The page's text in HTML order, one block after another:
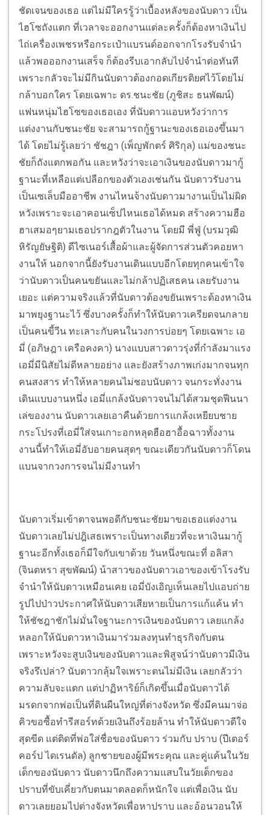
ชัดเจนของเธอ แต่ไม่มีใครรู้ว่าเบื้องหลังของนับดาว เป็น
ไฮโซถังแตก ที่เวลาจะออกงานแต่ละครั้งก็ต้องหาเงินไป
ไถ่เครื่องเพชรหรือกระเป๋าแบรนด์ออกจากโรงรับจำนำ
แล้วพอออกงานเสร็จ ก็ต้องรีบเอากลับไปจำนำต่อทันที
เพราะกลัวจะไม่มีกินนับดาวต้องกอดเกียรติยศไว้โดยไม่
กล้าบอกใคร โดยเฉพาะ ดร.ชนะชัย (ภูชิสะ ธนพัฒน์)
แฟนหนุ่มไฮโซของเธอเอง ที่นับดาวแอบหวังว่าการ
แต่งงานกับชนะชัย จะสามารถกู้ฐานะของเธอเองขึ้นมา
ได้ โดยไม่รู้เลยว่า ชัชฎา (เพ็ญพักตร์ ศิริกุล) แม่ของชนะ
ชัยก็ถังแตกพอกัน และหวังว่าจะเอาเงินของนับดาวมากู้
ฐานะที่เหลือแต่เปลือกของตัวเองเช่นกัน นับดาวรับงาน
เป็นเซเล็บมืออาชีพ งานไหนจ้างนับดาวมางานเป็นไม่ผิด
หวังเพราะจะเอาคอนเซ็ปไหนเธอได้หมด สร้างความฮือ
ฮาเสมอๆยามเธอปรากฎตัวในงาน โดยมี พี่ฟู่ (บรมวุฒิ
หิรัญยัษฐิติ) ดีไซเนอร์เสื้อผ้าและผู้จัดการส่วนตัวคอยหา
งานให้ นอกจากนี้ยังรับงานเดินแบบอีกโดยทุกคนเข้าใจ
ว่านับดาวเป็นคนขยันและไม่กล้าปฏิเสธคน เลยรับงาน
เยอะ แต่ความจริงแล้วที่นับดาวต้องขยันเพราะต้องหาเงิน
มาพยุงฐานะไว้ ซึ่งบางครั้งก็ทำให้นับดาวเครียดจนกลาย
เป็นคนขี้วีน ทะเลาะกับคนในวงการบ่อยๆ โดยเฉพาะ เอ
มี่ (อภิษฎา เครือคงคา) นางแบบสาวดาวรุ่งที่กำลังมาแรง
เอมี่มีนิสัยไม่ดีหลายอย่าง และยังสร้างภาพเก่งมากจนทุก
คนสงสาร ทำให้หลายคนไม่ชอบนับดาว จนกระทั่งงาน
เดินแบบงานหนึ่ง เอมี่แกล้งนับดาวจนไม่ได้สวมชุดฟีนนา
เล่ของงาน นับดาวเลยเอาคืนด้วยการแกล้งเหยียบชาย
กระโปรงที่เอมี่ใส่จนเกาะอกหลุดฮือฮาอื้อฉาวทั้งงาน
งานนี้ทำให้เอมี่อับอายคนสุดๆ ขณะเดียวกันนับดาวก็โดน
แบนจากวงการจนไม่มีงานทำ
นับดาวเริ่มเข้าตาจนพอดีกับชนะชัยมาขอเธอแต่งงาน
นับดาวเลยไม่ปฎิเสธเพราะเป็นทางเดียวที่จะหาเงินมากู้
ฐานะอีกทั้งเธอก็มีใจกับเขาด้วย วันหนึ่งขณะที่ อลิสา
(จินตหรา สุขพัฒน์) น้าสาวของนับดาวเอาของเข้าโรงรับ
จำนำให้นับดาวเหมือนเคย เอมี่บังเอิญเห็นเลยไปแอบถ่าย
รูปไปป่าวประกาศให้นับดาวเสียหายเป็นการแก้แค้น ทำ
ให้ชัชฎาชักไม่มั่นใจฐานะการเงินของนับดาว เลยแกล้ง
หลอกให้นับดาวหาเงินมาร่วมลงทุนทำธุรกิจกับตน
เพราะหวังจะสูบเงินของนับดาวและพิสูจน์ว่านับดาวมีเงิน
จริงรึเปล่า? นับดาวกลุ้มใจเพราะตนไม่มีเงิน เลยกลัวว่า
ความลับจะแตก แต่ปาฏิหาริย์ก็เกิดขึ้นเมื่อนับดาวได้
มรดกจากพ่อเป็นที่ดินผืนใหญ่ที่ต่างจังหวัด ซึ่งมีคนมาจ่อ
คิวขอซื้อทำรีสอร์ทด้วยเงินถึงร้อยล้าน ทำให้นับดาวดีใจ
สุดขีด แต่ติดที่พ่อใส่ชื่อของนับดาว ร่วมกับ ปราบ (ปีเตอร์
คอร์ป ไดเรนดัล) ลูกชายของผู้มีพระคุณ และคู่แค้นในวัย
เด็กของนับดาว นับดาวนึกถึงความแสบในวัยเด็กของ
ปราบที่ขับเคี่ยวกับตนมาตลอดก็หนักใจ แต่เพื่อเงิน นับ
ดาวเลยยอมไปต่างจังหวัดเพื่อหาปราบ และอ้อนวอนให้